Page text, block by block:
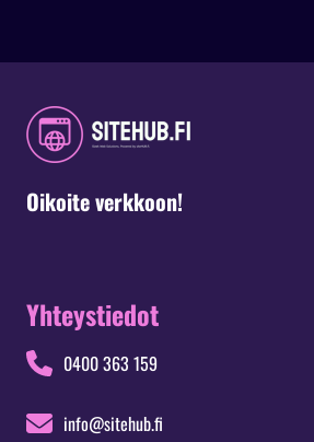
Oikoite verkkoon!
Yhteystiedot
0400 363 159
info@sitehub.fi